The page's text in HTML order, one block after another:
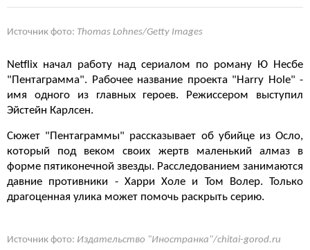
Источник фото: Thomas Lohnes/Getty Images
Netflix начал работу над сериалом по роману Ю Несбе
"Пентаграмма". Рабочее название проекта "Harry Hole" -
имя одного из главных героев. Режиссером выступил
Эйстейн Карлсен.
Сюжет "Пентаграммы" рассказывает об убийце из Осло,
который под веком своих жертв маленький алмаз в
форме пятиконечной звезды. Расследованием занимаются
давние противники - Харри Холе и Том Волер. Только
драгоценная улика может помочь раскрыть серию.
Источник фото: Издательство "Иностранка"/chitai-gorod.ru